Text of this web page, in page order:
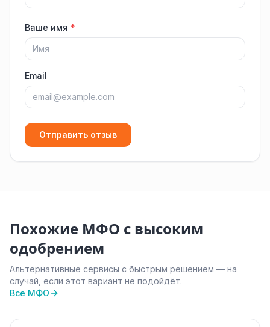
Ваше имя *
Email
Отправить отзыв
Похожие МФО с высоким
одобрением
Альтернативные сервисы с быстрым решением — на
случай, если этот вариант не подойдёт.
Все МФО